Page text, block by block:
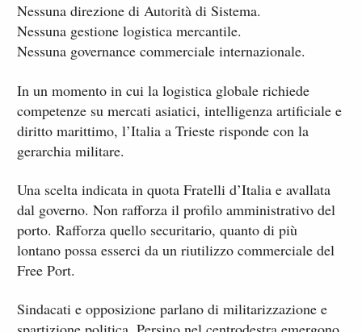
Nessuna direzione di Autorità di Sistema.
Nessuna gestione logistica mercantile.
Nessuna governance commerciale internazionale.
In un momento in cui la logistica globale richiede
competenze su mercati asiatici, intelligenza artificiale e
diritto marittimo, l’Italia a Trieste risponde con la
gerarchia militare.
Una scelta indicata in quota Fratelli d’Italia e avallata
dal governo. Non rafforza il profilo amministrativo del
porto. Rafforza quello securitario, quanto di più
lontano possa esserci da un riutilizzo commerciale del
Free Port.
Sindacati e opposizione parlano di militarizzazione e